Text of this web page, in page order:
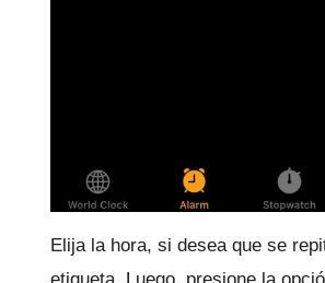
Elija la hora, si desea que se
etiqueta. Luego, presione la